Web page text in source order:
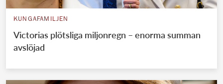
KUNGAFAMILJEN
Victorias plötsliga miljonregn – enorma summan
avslöjad